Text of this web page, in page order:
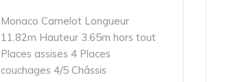
Monaco Camelot Longueur
11.82m Hauteur 3.65m hors tout
Places assises 4 Places
couchages 4/5 Châssis